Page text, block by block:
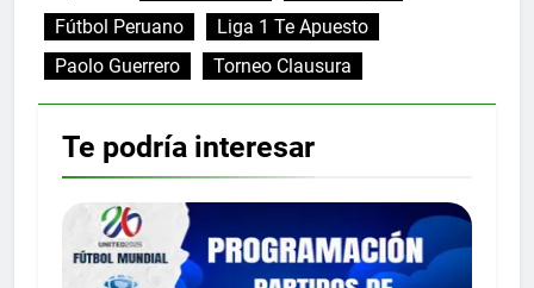
Fútbol Peruano
Liga 1 Te Apuesto
Paolo Guerrero
Torneo Clausura
Te podría interesar